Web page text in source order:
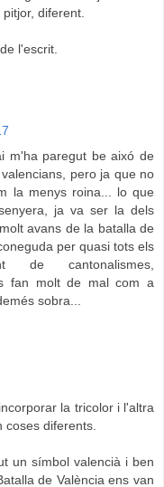
diferent.
l'escrit.
m'ha paregut be aixó de
pero ja que no
la menys roina... lo que
ja va ser la dels
avans de la batalla de
per quasi tots els
de cantonalismes,
fan molt de mal com a
sobra...
la tricolor i l'altra
diferents.
un símbol valencià i ben
de València ens van